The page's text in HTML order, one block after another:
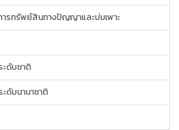
ารทรัพย์สินทางปัญญาและบ่มเพาะ
ะดับชาติ
ะดับนานาชาติ